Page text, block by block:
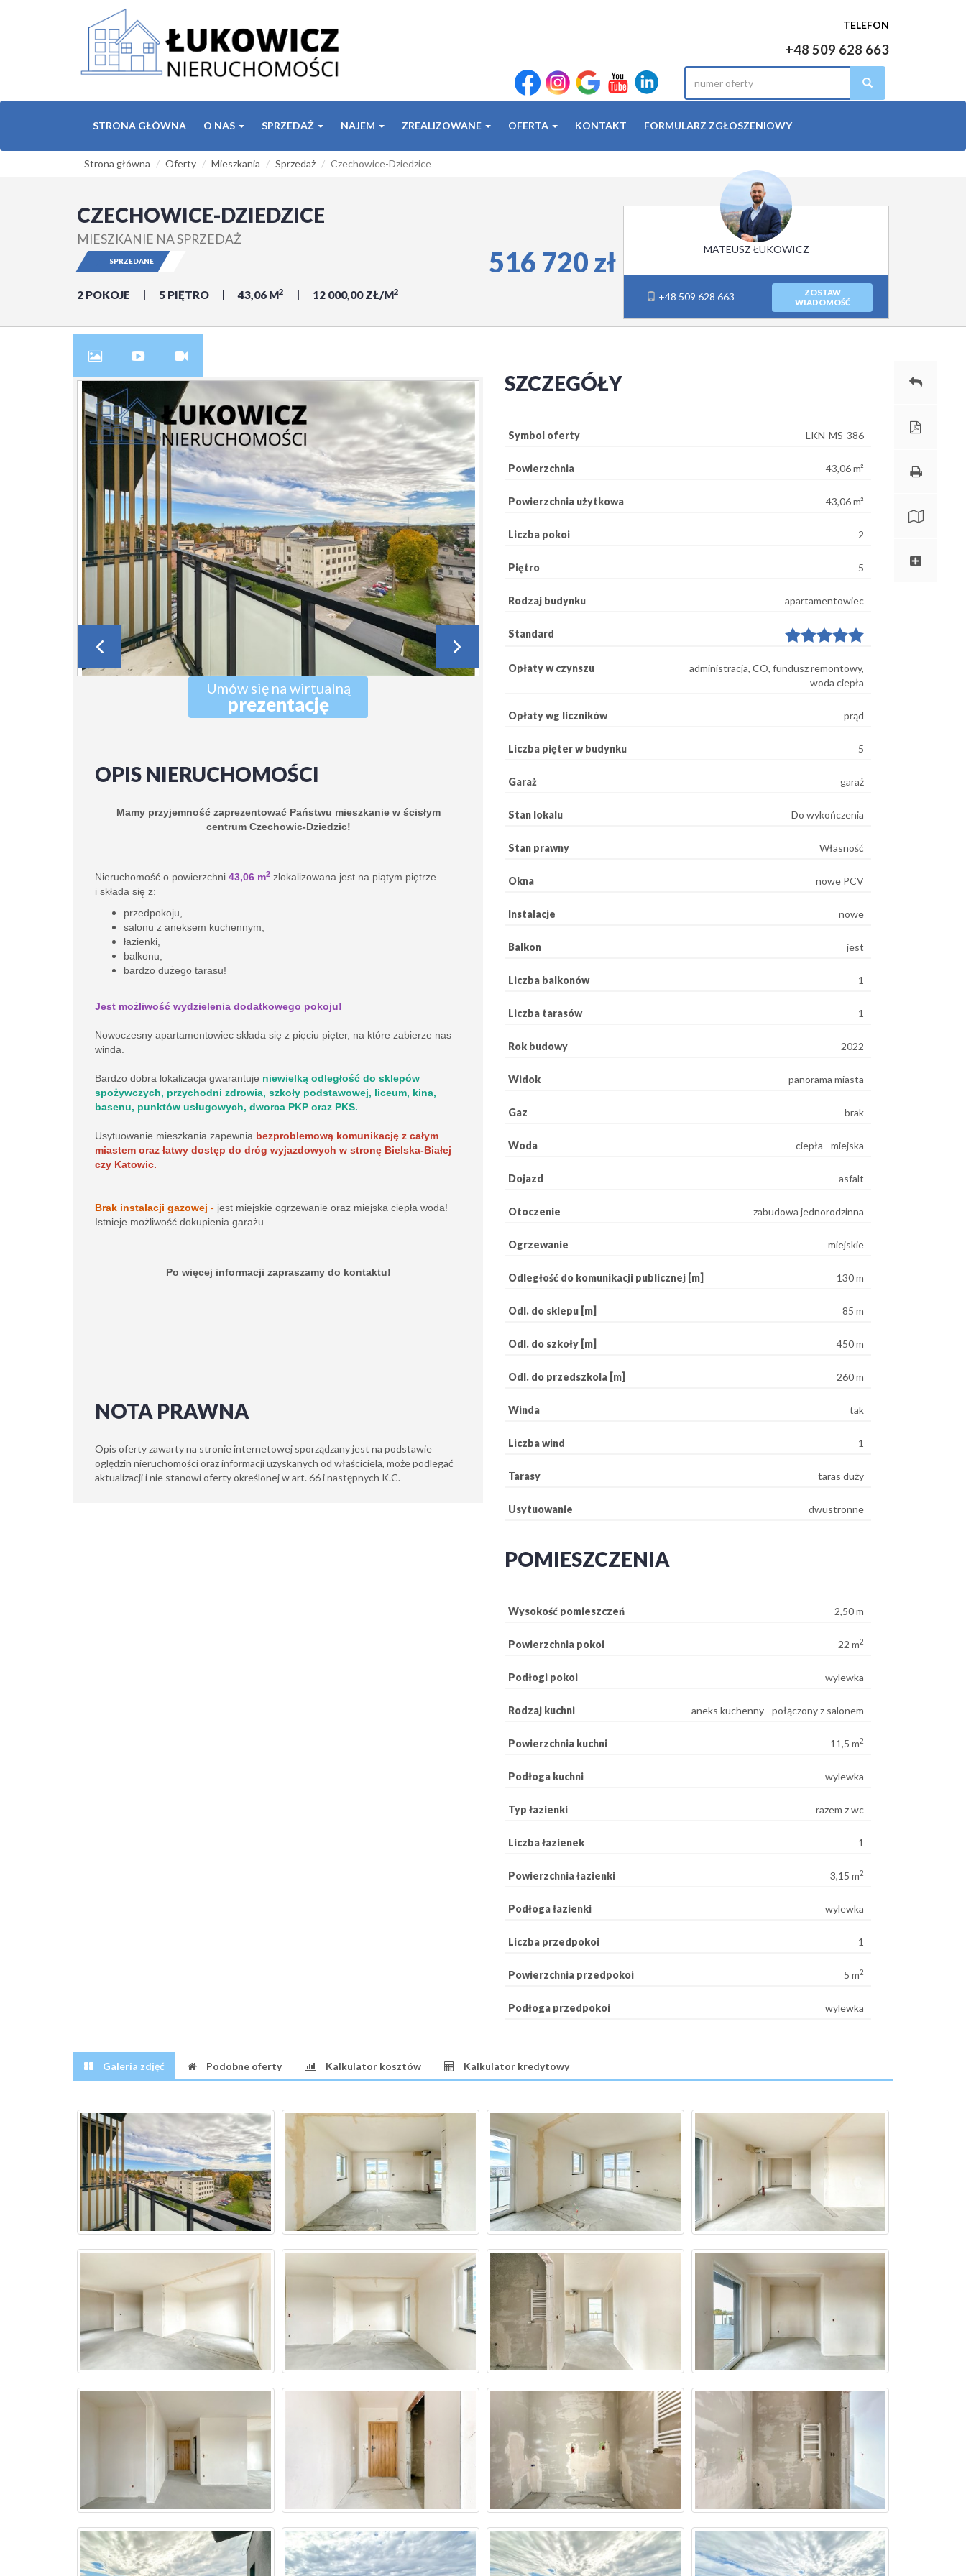
TELEFON
+48 509 628 663
STRONA GŁÓWNA O NAS SPRZEDAŻ NAJEM ZREALIZOWANE OFERTA KONTAKT FORMULARZ ZGŁOSZENIOWY
Strona główna Oferty Mieszkania Sprzedaż Czechowice-Dziedzice
CZECHOWICE-DZIEDZICE
MIESZKANIE NA SPRZEDAŻ
2 POKOJE 5 PIĘTRO 43,06 M2 12 000,00 ZŁ/M2
516 720 zł
SPRZEDANE
MATEUSZ ŁUKOWICZ
+48 509 628 663
ZOSTAW
WIADOMOŚĆ
Umów się na wirtualną
prezentację
OPIS NIERUCHOMOŚCI
Mamy przyjemność zaprezentować Państwu mieszkanie w ścisłym
centrum Czechowic-Dziedzic!
Nieruchomość o powierzchni 43,06 m2 zlokalizowana jest na piątym piętrze
i składa się z:
przedpokoju,
salonu z aneksem kuchennym,
łazienki,
balkonu,
bardzo dużego tarasu!
Jest możliwość wydzielenia dodatkowego pokoju!
Nowoczesny apartamentowiec składa się z pięciu pięter, na które zabierze nas
winda.
Bardzo dobra lokalizacja gwarantuje niewielką odległość do sklepów
spożywczych, przychodni zdrowia, szkoły podstawowej, liceum, kina,
basenu, punktów usługowych, dworca PKP oraz PKS.
Usytuowanie mieszkania zapewnia bezproblemową komunikację z całym
miastem oraz łatwy dostęp do dróg wyjazdowych w stronę Bielska-Białej
czy Katowic.
Brak instalacji gazowej - jest miejskie ogrzewanie oraz miejska ciepła woda!
Istnieje możliwość dokupienia garażu.
Po więcej informacji zapraszamy do kontaktu!
NOTA PRAWNA
Opis oferty zawarty na stronie internetowej sporządzany jest na podstawie
oględzin nieruchomości oraz informacji uzyskanych od właściciela, może podlegać
aktualizacji i nie stanowi oferty określonej w art. 66 i następnych K.C.
SZCZEGÓŁY
Symbol oferty LKN-MS-386
Powierzchnia 43,06 m²
Powierzchnia użytkowa 43,06 m²
Liczba pokoi 2
Piętro 5
Rodzaj budynku apartamentowiec
Standard
Opłaty w czynszu
administracja, CO, fundusz remontowy,
woda ciepła
Opłaty wg liczników prąd
Liczba pięter w budynku 5
Garaż garaż
Stan lokalu Do wykończenia
Stan prawny Własność
Okna nowe PCV
Instalacje nowe
Balkon jest
Liczba balkonów 1
Liczba tarasów 1
Rok budowy 2022
Widok panorama miasta
Gaz brak
Woda ciepła - miejska
Dojazd asfalt
Otoczenie zabudowa jednorodzinna
Ogrzewanie miejskie
Odległość do komunikacji publicznej [m] 130 m
Odl. do sklepu [m] 85 m
Odl. do szkoły [m] 450 m
Odl. do przedszkola [m] 260 m
Winda tak
Liczba wind 1
Tarasy taras duży
Usytuowanie dwustronne
POMIESZCZENIA
Wysokość pomieszczeń 2,50 m
Powierzchnia pokoi 22 m2
Podłogi pokoi wylewka
Rodzaj kuchni aneks kuchenny - połączony z salonem
Powierzchnia kuchni 11,5 m2
Podłoga kuchni wylewka
Typ łazienki razem z wc
Liczba łazienek 1
Powierzchnia łazienki 3,15 m2
Podłoga łazienki wylewka
Liczba przedpokoi 1
Powierzchnia przedpokoi 5 m2
Podłoga przedpokoi wylewka
Galeria zdjęć Podobne oferty Kalkulator kosztów Kalkulator kredytowy